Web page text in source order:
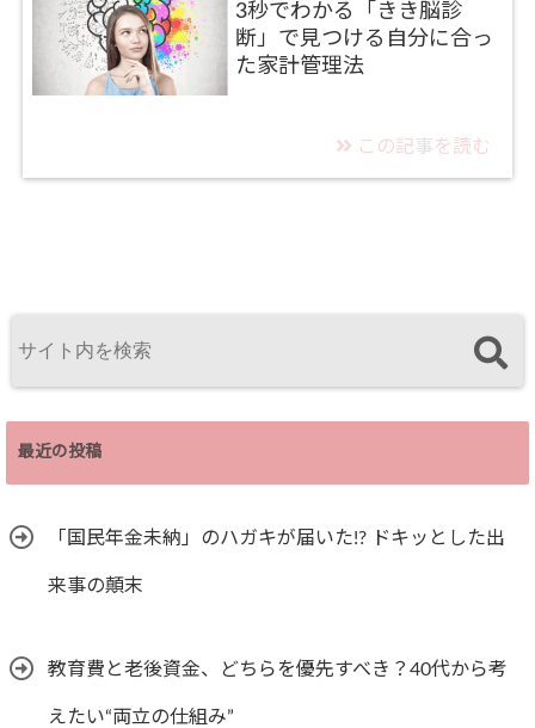
3秒でわかる「きき脳診
断」で見つける自分に合っ
た家計管理法
この記事を読む
最近の投稿
「国民年金未納」のハガキが届いた!? ドキッとした出
来事の顛末
教育費と老後資金、どちらを優先すべき？40代から考
えたい“両立の仕組み”